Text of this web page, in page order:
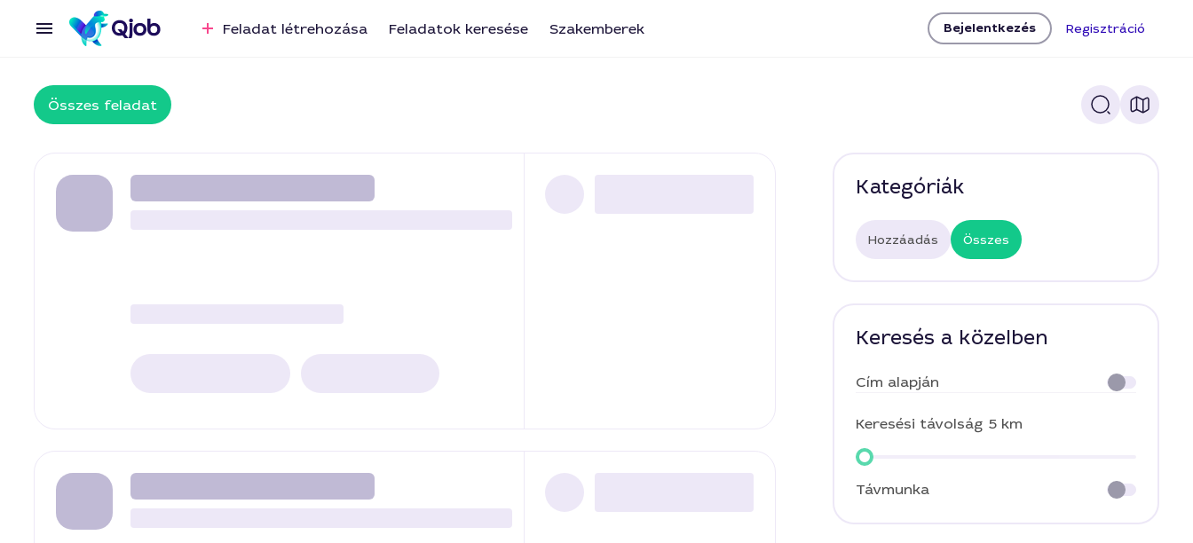
Feladat létrehozása Feladatok keresése Szakemberek Bejelentkezés Regisztráció
Összes feladat
Kategóriák
Hozzáadás Összes
Keresés a közelben
Cím alapján
Keresési távolság 5 km
Távmunka